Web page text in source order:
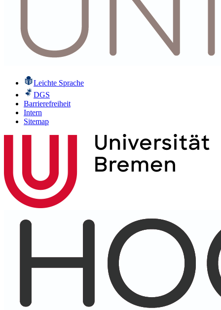
Leichte Sprache
DGS
Barrierefreiheit
Intern
Sitemap